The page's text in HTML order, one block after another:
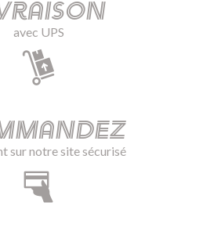
avec UPS
sur notre site sécurisé